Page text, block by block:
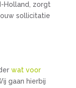
Holland, zorgt
sollicitatie
wat voor
gaan hierbij